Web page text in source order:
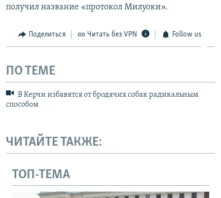
получил название «протокол Милуоки».
Поделиться Читать без VPN Follow us
ПО ТЕМЕ
В Керчи избавятся от бродячих собак радикальным
способом
ЧИТАЙТЕ ТАКЖЕ:
ТОП-ТЕМА